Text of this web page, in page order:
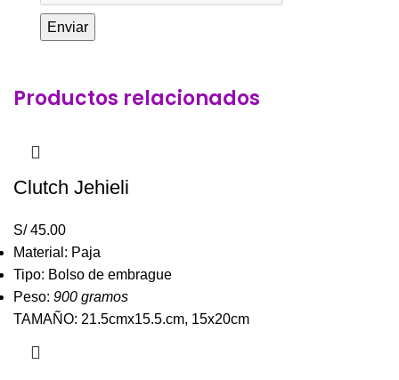
Productos relacionados
Clutch Jehieli
S/45.00
Material: Paja
Tipo: Bolso de embrague
Peso: 900 gramos
TAMAÑO: 21.5cmx15.5.cm, 15x20cm